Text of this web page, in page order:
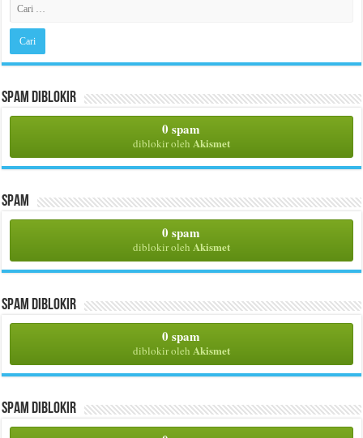
Spam Diblokir
0 spam
diblokir oleh Akismet
Spam
0 spam
diblokir oleh Akismet
Spam Diblokir
0 spam
diblokir oleh Akismet
Spam Diblokir